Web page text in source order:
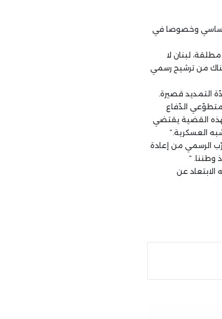
أساسي وخصوصا في
لبنان لا
من ترشيح رسمي
التمديد قصيرة.
الدّفاع
القضية يقتضي
العسكرية.”
الرسمي من إعادة
وطننا. “
عن